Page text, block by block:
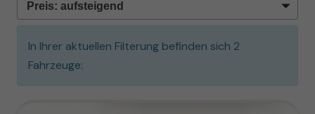
In Ihrer aktuellen Filterung befinden sich 2
Fahrzeuge: